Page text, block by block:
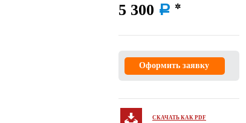
5 300 a
Оформить заявку
СКАЧАТЬ КАК PDF